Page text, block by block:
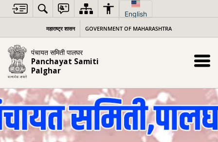
content
English
महाराष्ट्र शासन GOVERNMENT OF MAHARASHTRA
पंचायत समिती पालघर
Panchayat Samiti
Palghar